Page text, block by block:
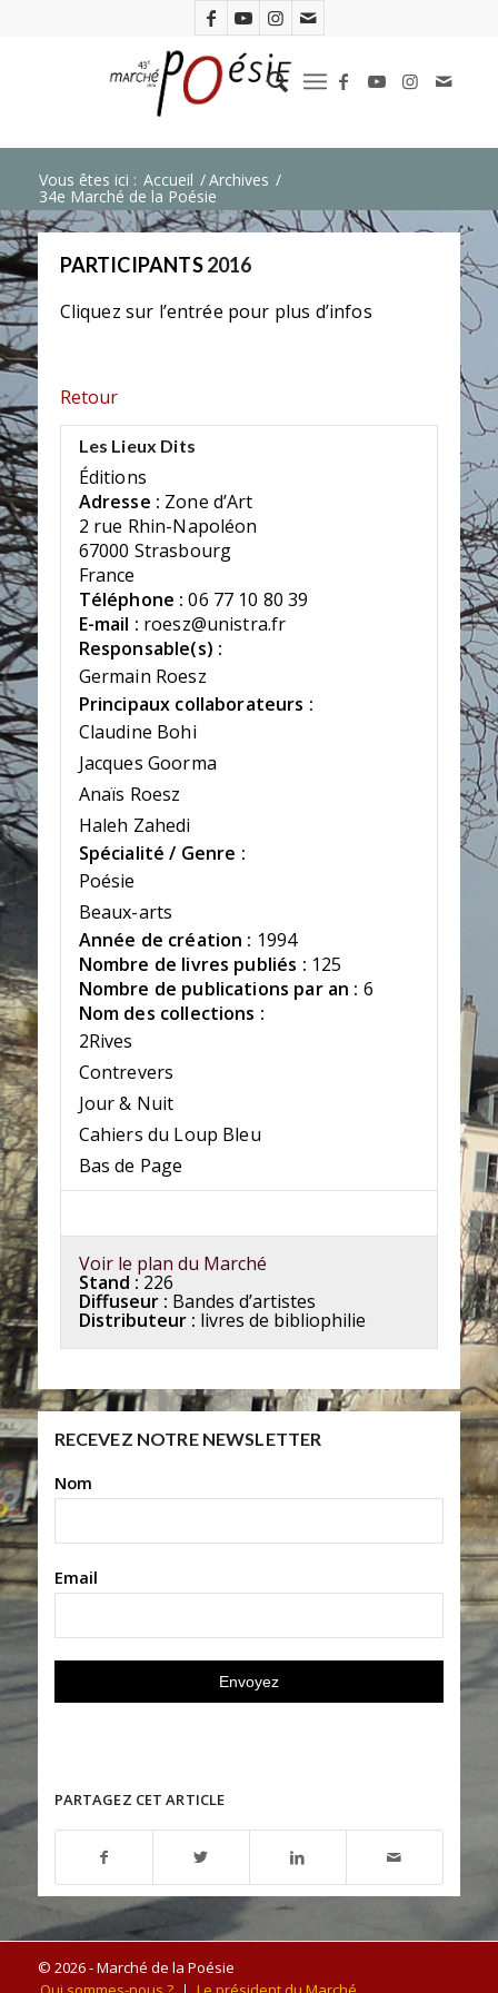
Vous êtes ici : Accueil /Archives /
34e Marché de la Poésie
PARTICIPANTS2016
Cliquez sur l’entrée pour plus d’infos
Retour
Les Lieux Dits
Éditions
Adresse : Zone d’Art
2 rue Rhin-Napoléon
67000 Strasbourg
France
Téléphone : 06 77 10 80 39
E-mail : roesz@unistra.fr
Responsable(s) :
Germain Roesz
Principaux collaborateurs :
Claudine Bohi
Jacques Goorma
Anaïs Roesz
Haleh Zahedi
Spécialité / Genre :
Poésie
Beaux-arts
Année de création : 1994
Nombre de livres publiés : 125
Nombre de publications par an : 6
Nom des collections :
2Rives
Contrevers
Jour & Nuit
Cahiers du Loup Bleu
Bas de Page
Voir le plan du Marché
Stand : 226
Diffuseur : Bandes d’artistes
Distributeur : livres de bibliophilie
RECEVEZ NOTRE NEWSLETTER
Nom
Email
PARTAGEZ CET ARTICLE
© 2026 - Marché de la Poésie